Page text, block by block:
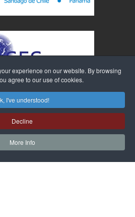
experience on our website. By browsing
agree to our use of cookies.
I've understood!
Decline
More Info